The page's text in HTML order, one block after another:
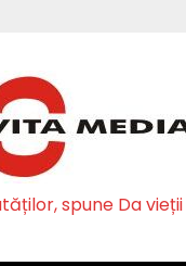
spune Da vieții